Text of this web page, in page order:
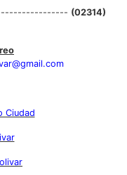
(02314)
Ciudad